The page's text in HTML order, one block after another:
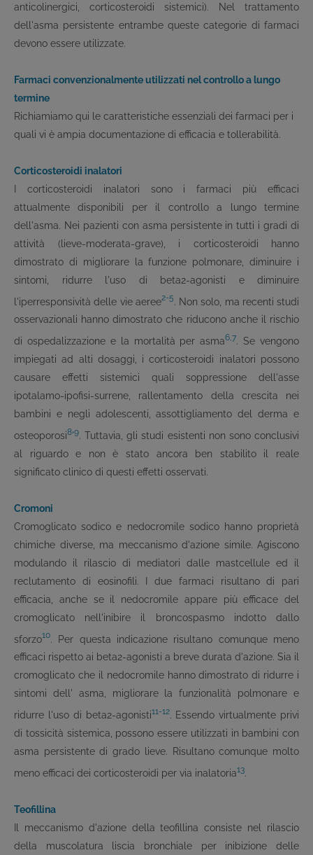
anticolinergici, corticosteroidi sistemici). Nel trattamento
dell'asma persistente entrambe queste categorie di farmaci
devono essere utilizzate.
Farmaci convenzionalmente utilizzati nel controllo a lungo
termine
Richiamiamo qui le caratteristiche essenziali dei farmaci per i
quali vi è ampia documentazione di efficacia e tollerabilità.
Corticosteroidi inalatori
I corticosteroidi inalatori sono i farmaci più efficaci
attualmente disponibili per il controllo a lungo termine
dell'asma. Nei pazienti con asma persistente in tutti i gradi di
attività (lieve-moderata-grave), i corticosteroidi hanno
dimostrato di migliorare la funzione polmonare, diminuire i
sintomi, ridurre l'uso di beta2-agonisti e diminuire
l'iperresponsività delle vie aeree2-5. Non solo, ma recenti studi
osservazionali hanno dimostrato che riducono anche il rischio
di ospedalizzazione e la mortalità per asma6,7. Se vengono
impiegati ad alti dosaggi, i corticosteroidi inalatori possono
causare effetti sistemici quali soppressione dell'asse
ipotalamo-ipofisi-surrene, rallentamento della crescita nei
bambini e negli adolescenti, assottigliamento del derma e
osteoporosi8'9. Tuttavia, gli studi esistenti non sono conclusivi
al riguardo e non è stato ancora ben stabilito il reale
significato clinico di questi effetti osservati.
Cromoni
Cromoglicato sodico e nedocromile sodico hanno proprietà
chimiche diverse, ma meccanismo d'azione simile. Agiscono
modulando il rilascio di mediatori dalle mastcellule ed il
reclutamento di eosinofili. I due farmaci risultano di pari
efficacia, anche se il nedocromile appare più efficace del
cromoglicato nell'inibire il broncospasmo indotto dallo
sforzo10. Per questa indicazione risultano comunque meno
efficaci rispetto ai beta2-agonisti a breve durata d'azione. Sia il
cromoglicato che il nedocromile hanno dimostrato di ridurre i
sintomi dell' asma, migliorare la funzionalità polmonare e
ridurre l'uso di beta2-agonisti11-12. Essendo virtualmente privi
di tossicità sistemica, possono essere utilizzati in bambini con
asma persistente di grado lieve. Risultano comunque molto
meno efficaci dei corticosteroidi per via inalatoria13.
Teofillina
Il meccanismo d'azione della teofillina consiste nel rilascio
della muscolatura liscia bronchiale per inibizione delle